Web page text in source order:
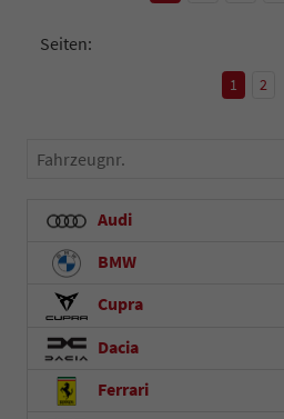
Seiten:
1 2
Fahrzeugnr.
Audi
BMW
Cupra
Dacia
Ferrari